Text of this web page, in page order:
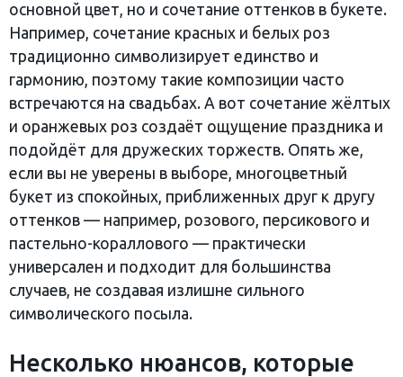
основной цвет, но и сочетание оттенков в букете.
Например, сочетание красных и белых роз
традиционно символизирует единство и
гармонию, поэтому такие композиции часто
встречаются на свадьбах. А вот сочетание жёлтых
и оранжевых роз создаёт ощущение праздника и
подойдёт для дружеских торжеств. Опять же,
если вы не уверены в выборе, многоцветный
букет из спокойных, приближенных друг к другу
оттенков — например, розового, персикового и
пастельно-кораллового — практически
универсален и подходит для большинства
случаев, не создавая излишне сильного
символического посыла.
Несколько нюансов, которые